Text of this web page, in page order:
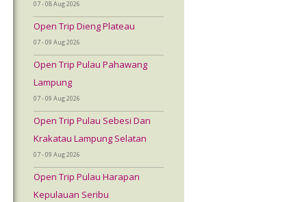
07 - 08 Aug 2026
Open Trip Dieng Plateau
07 - 09 Aug 2026
Open Trip Pulau Pahawang
Lampung
07 - 09 Aug 2026
Open Trip Pulau Sebesi Dan
Krakatau Lampung Selatan
07 - 09 Aug 2026
Open Trip Pulau Harapan
Kepulauan Seribu